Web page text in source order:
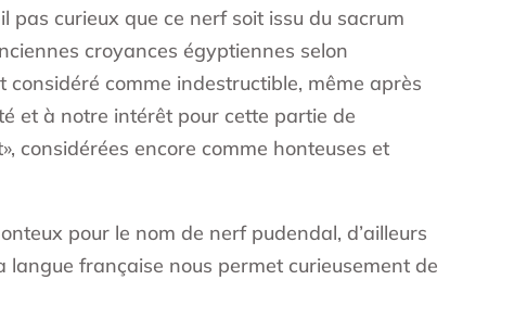
pas curieux que ce nerf soit issu du sacrum
croyances égyptiennes selon
considéré comme indestructible, même après
et à notre intérêt pour cette partie de
considérées encore comme honteuses et
pour le nom de nerf pudendal, d’ailleurs
langue française nous permet curieusement de